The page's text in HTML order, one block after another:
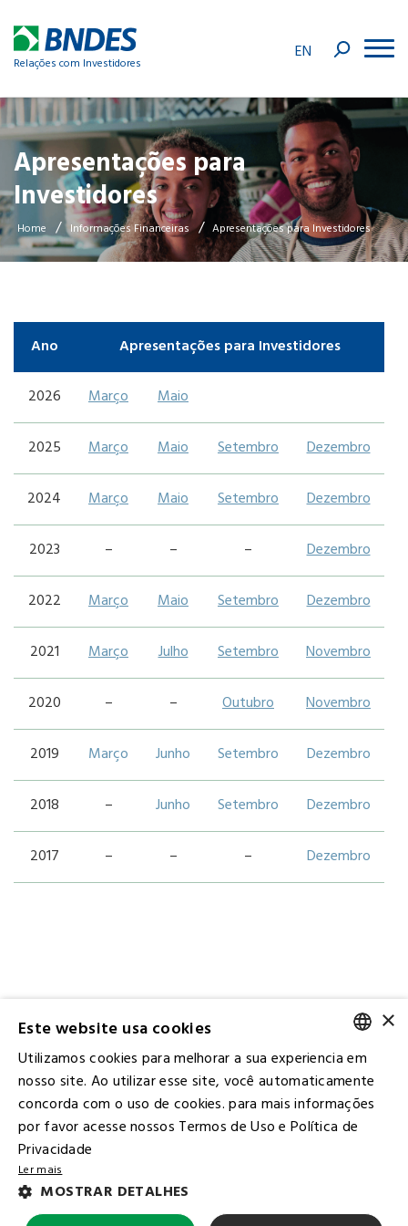
Relações com Investidores
EN
Apresentações para
Investidores
Home / Informações Financeiras / Apresentações para Investidores
Ano Apresentações para Investidores
2026 Março Maio
2025 Março Maio Setembro Dezembro
2024 Março Maio Setembro Dezembro
2023 – – – Dezembro
2022 Março Maio Setembro Dezembro
2021 Março Julho Setembro Novembro
2020 – – Outubro Novembro
2019 Março Junho Setembro Dezembro
2018 – Junho Setembro Dezembro
2017 – – – Dezembro
Última atualização: 9 junho, 2026
Ombudsman
Subscribe to the Mailing List
PORTUGUESE
ENGLISH
×
Este website usa cookies
Utilizamos cookies para melhorar a sua experiencia em
nosso site. Ao utilizar esse site, você automaticamente
concorda com o uso de cookies. para mais informações
por favor acesse nossos Termos de Uso e Política de
Privacidade
Ler mais
MOSTRAR DETALHES